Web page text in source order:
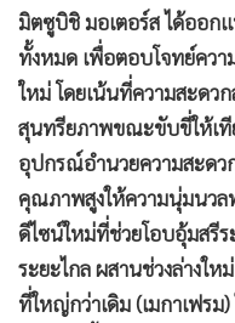
• Celeb Online
•
Factcheck
ญี่ปุ่น
News1
• Gotomanager
มิตซูบิชิ มอเตอร์ส ได้ออ
ทั้งหมด เพื่อตอบโจทย์คว
ใหม่ โดยเน้นที่ความสะดว
สุนทรียภาพขณะขับขี่ให้เที
อุปกรณ์อำนวยความสะดว
คุณภาพสูงให้ความนุ่มนวล
ดีไซน์ใหม่ที่ช่วยโอบอุ้มสรี
ระยะไกล ผสานช่วงล่างใ
ที่ใหญ่กว่าเดิม (เมกาเฟร